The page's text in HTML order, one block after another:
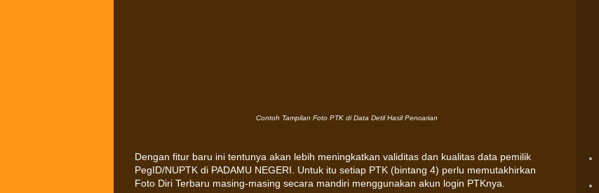
Contoh Tampilan Foto PTK di Data Detil Hasil Pencarian
Dengan fitur baru ini tentunya akan lebih meningkatkan validitas dan kualitas data pemilik
PegID/NUPTK di PADAMU NEGERI. Untuk itu setiap PTK (bintang 4) perlu memutakhirkan
Foto Diri Terbaru masing-masing secara mandiri menggunakan akun login PTKnya.